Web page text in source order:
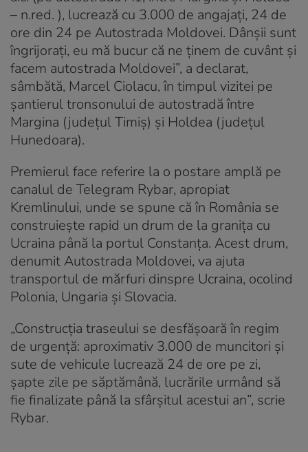
– n.red. ), lucrează cu 3.000 de angajaţi, 24 de
ore din 24 pe Autostrada Moldovei. Dânşii sunt
îngrijoraţi, eu mă bucur că ne ţinem de cuvânt şi
facem autostrada Moldovei”, a declarat,
sâmbătă, Marcel Ciolacu, în timpul vizitei pe
şantierul tronsonului de autostradă între
Margina (judeţul Timiş) şi Holdea (judeţul
Hunedoara).
Premierul face referire la o postare amplă pe
canalul de Telegram Rybar, apropiat
Kremlinului, unde se spune că în România se
construiește rapid un drum de la granița cu
Ucraina până la portul Constanța. Acest drum,
denumit Autostrada Moldovei, va ajuta
transportul de mărfuri dinspre Ucraina, ocolind
Polonia, Ungaria și Slovacia.
„Construcția traseului se desfășoară în regim
de urgență: aproximativ 3.000 de muncitori și
sute de vehicule lucrează 24 de ore pe zi,
șapte zile pe săptămână, lucrările urmând să
fie finalizate până la sfârșitul acestui an”, scrie
Rybar.